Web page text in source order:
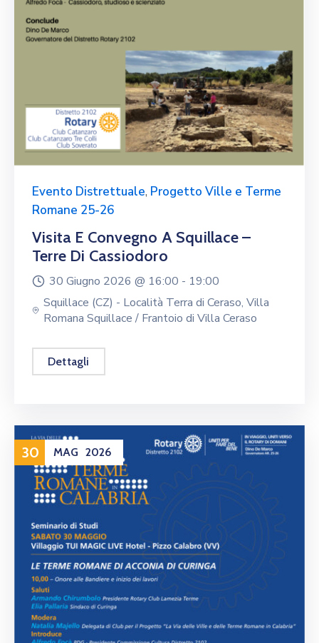
Evento Distrettuale, Progetto Ville e Terme
Romane 25-26
Visita E Convegno A Squillace –
Terre Di Cassiodoro
30 Giugno 2026 @ 16:00 - 19:00
Squillace (CZ) - Località Terra di Ceraso, Villa
Romana Squillace / Frantoio di Villa Ceraso
Dettagli
30 MAG 2026